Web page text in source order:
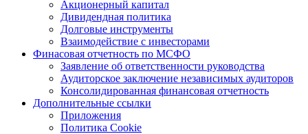
Акционерный капитал
Дивидендная политика
Долговые инструменты
Взаимодействие с инвеcторами
Финасовая отчетность по МСФО
Заявление об ответственности руководства
Аудиторское заключение независимых аудиторов
Консолидированная финансовая отчетность
Дополнительные ссылки
Приложения
Политика Cookie